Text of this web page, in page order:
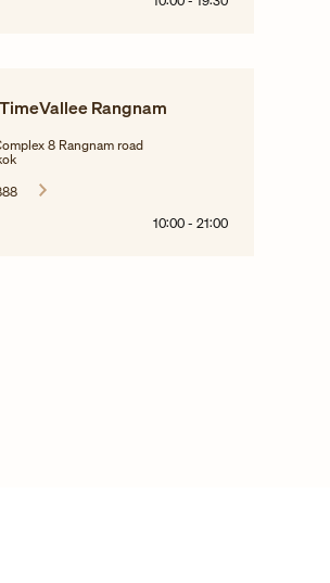
Rangnam
8 Rangnam road
10:00 - 21:00